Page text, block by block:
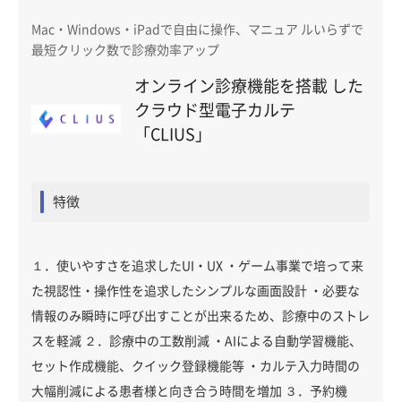
Mac・Windows・iPadで自由に操作、マニュア ルいらずで
最短クリック数で診療効率アップ
オンライン診療機能を搭載 した
クラウド型電子カルテ
「CLIUS」
特徴
１．使いやすさを追求したUI・UX ・ゲーム事業で培って来
た視認性・操作性を追求したシンプルな画面設計 ・必要な
情報のみ瞬時に呼び出すことが出来るため、診療中のストレ
スを軽減 ２．診療中の工数削減 ・AIによる自動学習機能、
セット作成機能、クイック登録機能等 ・カルテ入力時間の
大幅削減による患者様と向き合う時間を増加 ３．予約機